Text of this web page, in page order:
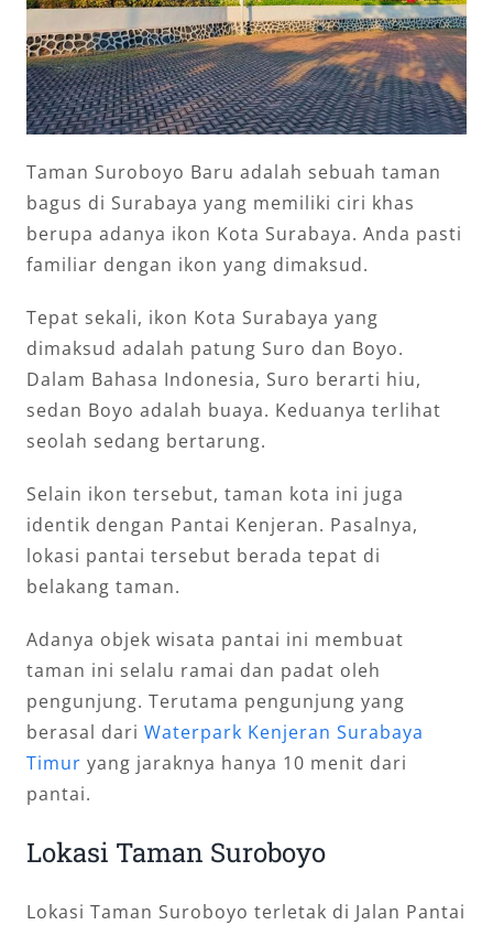
Taman Suroboyo Baru adalah sebuah taman
bagus di Surabaya yang memiliki ciri khas
berupa adanya ikon Kota Surabaya. Anda pasti
familiar dengan ikon yang dimaksud.
Tepat sekali, ikon Kota Surabaya yang
dimaksud adalah patung Suro dan Boyo.
Dalam Bahasa Indonesia, Suro berarti hiu,
sedan Boyo adalah buaya. Keduanya terlihat
seolah sedang bertarung.
Selain ikon tersebut, taman kota ini juga
identik dengan Pantai Kenjeran. Pasalnya,
lokasi pantai tersebut berada tepat di
belakang taman.
Adanya objek wisata pantai ini membuat
taman ini selalu ramai dan padat oleh
pengunjung. Terutama pengunjung yang
berasal dari Waterpark Kenjeran Surabaya
Timur yang jaraknya hanya 10 menit dari
pantai.
Lokasi Taman Suroboyo
Lokasi Taman Suroboyo terletak di Jalan Pantai